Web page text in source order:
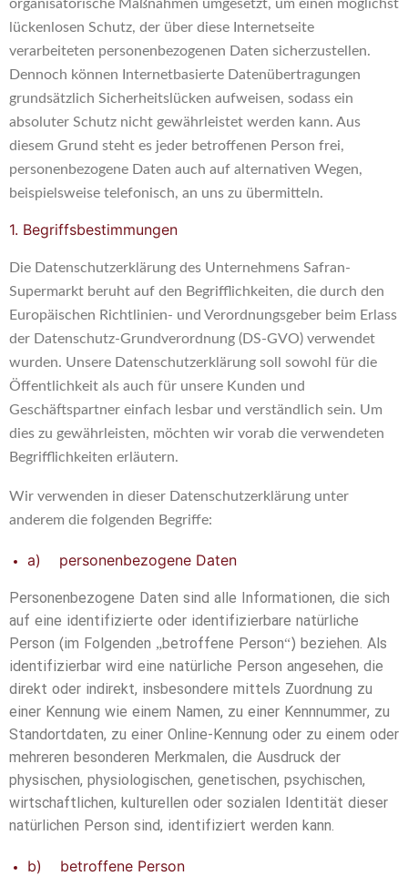
organisatorische Maßnahmen umgesetzt, um einen möglichst
lückenlosen Schutz, der über diese Internetseite
verarbeiteten personenbezogenen Daten sicherzustellen.
Dennoch können Internetbasierte Datenübertragungen
grundsätzlich Sicherheitslücken aufweisen, sodass ein
absoluter Schutz nicht gewährleistet werden kann. Aus
diesem Grund steht es jeder betroffenen Person frei,
personenbezogene Daten auch auf alternativen Wegen,
beispielsweise telefonisch, an uns zu übermitteln.
1. Begriffsbestimmungen
Die Datenschutzerklärung des Unternehmens Safran-
Supermarkt beruht auf den Begrifflichkeiten, die durch den
Europäischen Richtlinien- und Verordnungsgeber beim Erlass
der Datenschutz-Grundverordnung (DS-GVO) verwendet
wurden. Unsere Datenschutzerklärung soll sowohl für die
Öffentlichkeit als auch für unsere Kunden und
Geschäftspartner einfach lesbar und verständlich sein. Um
dies zu gewährleisten, möchten wir vorab die verwendeten
Begrifflichkeiten erläutern.
Wir verwenden in dieser Datenschutzerklärung unter
anderem die folgenden Begriffe:
a) personenbezogene Daten
Personenbezogene Daten sind alle Informationen, die sich
auf eine identifizierte oder identifizierbare natürliche
Person (im Folgenden „betroffene Person“) beziehen. Als
identifizierbar wird eine natürliche Person angesehen, die
direkt oder indirekt, insbesondere mittels Zuordnung zu
einer Kennung wie einem Namen, zu einer Kennnummer, zu
Standortdaten, zu einer Online-Kennung oder zu einem oder
mehreren besonderen Merkmalen, die Ausdruck der
physischen, physiologischen, genetischen, psychischen,
wirtschaftlichen, kulturellen oder sozialen Identität dieser
natürlichen Person sind, identifiziert werden kann.
b) betroffene Person